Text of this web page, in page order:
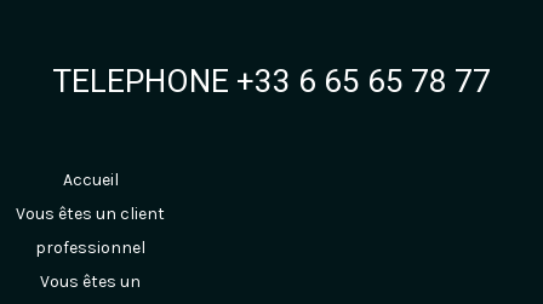
TELEPHONE +33 6 65 65 78 77
Accueil
Vous êtes un client
professionnel
Vous êtes un